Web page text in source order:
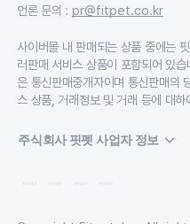
언론 문의 : pr@fitpet.co.kr
사이버몰 내 판매되는 상품 중에는
러판매 서비스 상품이 포함되어 있
은 통신판매중개자이며 통신판매의
스 상품, 거래정보 및 거래 등에 대하
주식회사 핏펫 사업자 정보